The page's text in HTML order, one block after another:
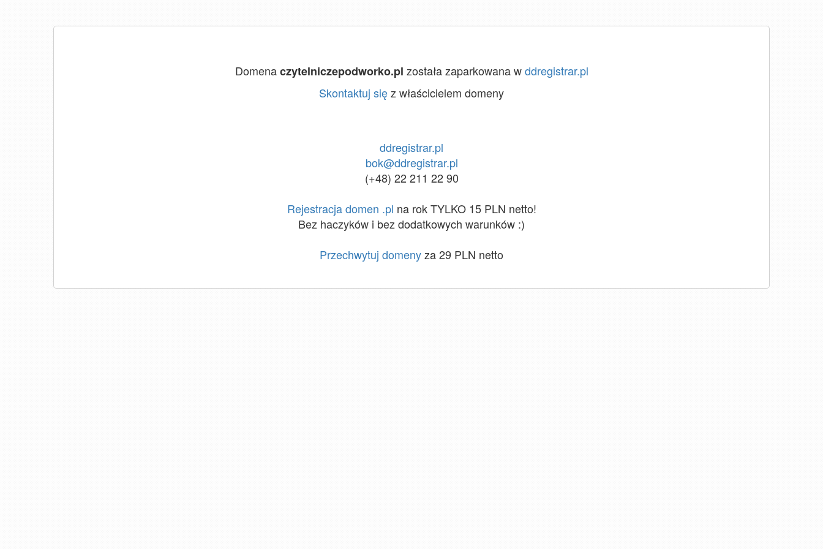
Domenaczytelniczepodworko.pl została zaparkowana wddregistrar.pl
Skontaktuj sięz właścicielem domeny
ddregistrar.pl
bok@ddregistrar.pl
(+48) 22 211 22 90
Rejestracja domen .pl na rok TYLKO 15 PLN netto!
Bez haczyków i bez dodatkowych warunków :)
Przechwytuj domenyza 29 PLN netto